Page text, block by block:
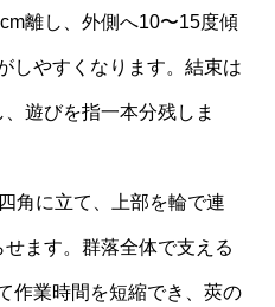
離し、外側へ10〜15度傾
しやすくなります。結束は
遊びを指一本分残しま
角に立て、上部を輪で連
ます。群落全体で支える
作業時間を短縮でき、莢の